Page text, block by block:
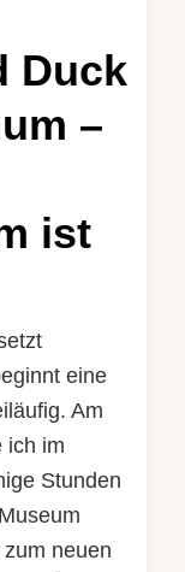
Duck
–
ist
eine
Am
ich im
Stunden
neuen